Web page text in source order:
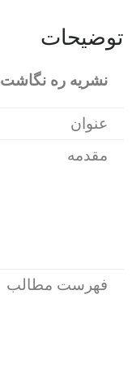
توضیحات
نشریه ره نگاشت
عنوان
مقدمه
فهرست مطالب